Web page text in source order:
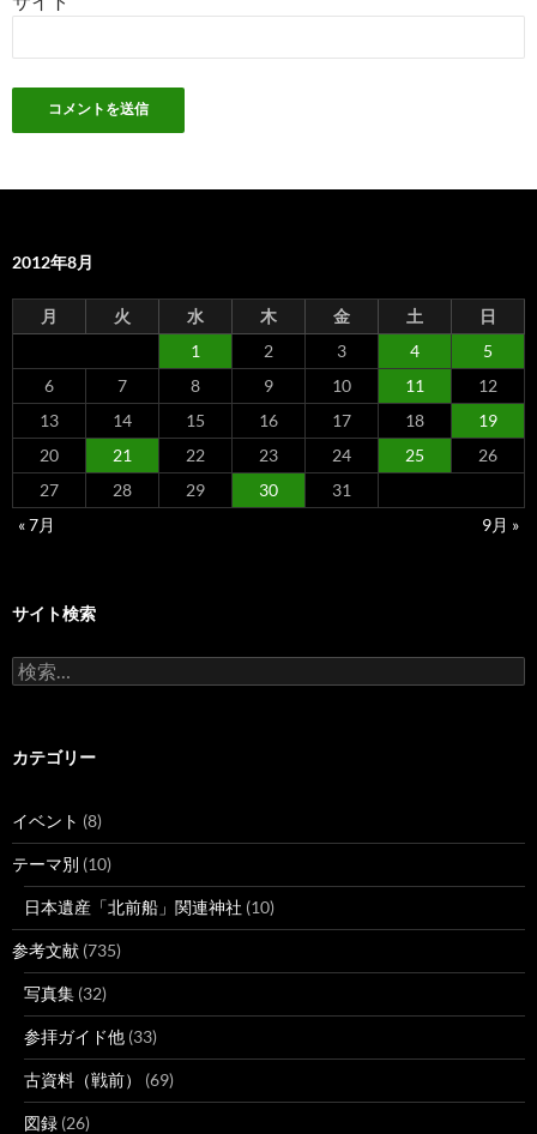
2012年8月
月 火 水 木 金 土
日
1
2 3 4
5
6
7 8 9 10 11
12
13
14 15 16 17 18
19
20
21 22 23 24 25
26
27
28 29 30
31
« 7月
9月 »
サイト検索
検
索:
カテゴリー
イベント (8)
テーマ別 (10)
日本遺産「北前船」関連神社 (10)
参考文献 (735)
写真集 (32)
参拝ガイド他 (33)
古資料（戦前） (69)
図録 (26)